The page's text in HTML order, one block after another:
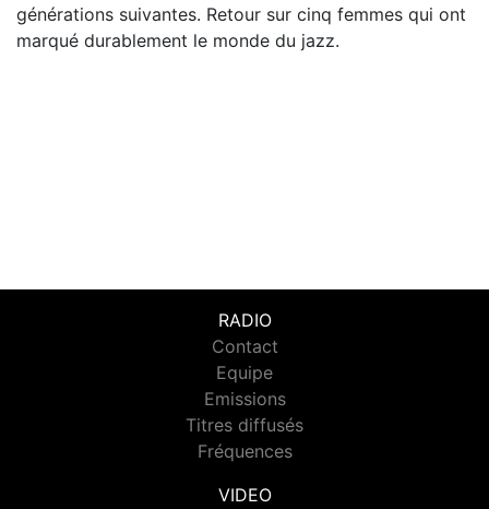
générations suivantes. Retour sur cinq femmes qui ont
marqué durablement le monde du jazz.
RADIO
Contact
Equipe
Emissions
Titres diffusés
Fréquences
VIDEO